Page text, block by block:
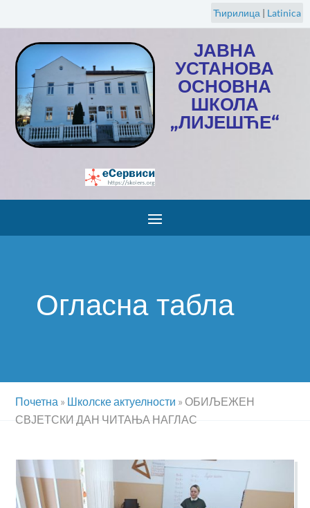
Ћирилица | Latinica
ЈАВНА
УСТАНОВА
ОСНОВНА
ШКОЛА
„ЛИЈЕШЋЕ“
Огласна табла
Почетна » Школске актуелности »ОБИЉЕЖЕН
СВЈЕТСКИ ДАН ЧИТАЊА НАГЛАС